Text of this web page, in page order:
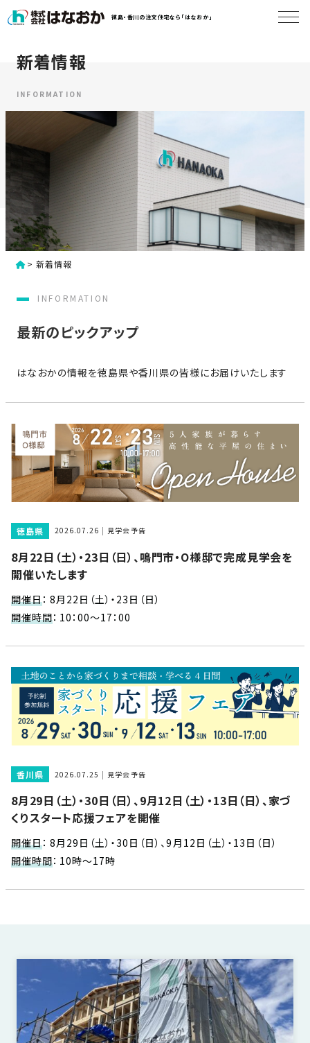
ン
る
徳島・香川の注文住宅なら「はなおか」
は
お
か
つ
て
初
め
の
お
客
詳
く
見
る
専
属
大
工・
社
大
工
長
期
優
良
住
宅
定
準
を
採
用
の
づ
く
は
な
お
の
づ
り
工
実
例
エ
ス
テ
リ
ア
お
近
建
築
現
場
引
き
渡
し
物
件
の
シ
ピ
モ
デ
ル
ハ
ウ
は
お
か
デ
ル
ハ
ウ
ス
一
は
ち
ら
徳
モ
ウ
お
客
様
の
お
客
様
の
ン
タ
ビ
ュ
ー
お
ト
お
ら
イ
ベ
ン
ト
情
報
新
会
社
情
報
ご
つ
会
概
要
徳
モ
デ
香
モ
デ
新着情報
INFORMATION
>新着情報
INFORMATION
最新のピックアップ
はなおかの情報を徳島県や香川県の皆様にお届けいたします
徳島県 2026.07.26 見学会予告
8月22日（土）・23日（日）、鳴門市・O様邸で完成見学会を
開催いたします
開催日： 8月22日（土）・23日（日）
開催時間： 10：00～17：00
香川県 2026.07.25 見学会予告
8月29日（土）・30日（日）、9月12日（土）・13日（日）、家づ
くりスタート応援フェアを開催
開催日： 8月29日（土）・30日（日）、9月12日（土）・13日（日）
開催時間： 10時～17時